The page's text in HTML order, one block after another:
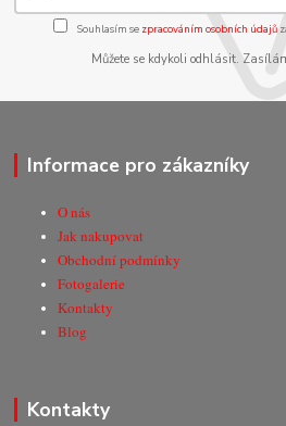
Souhlasím se zpracováním osobních údajů
Můžete se kdykoli odhlásit.
Informace pro zákazníky
O nás
Jak nakupovat
Obchodní podmínky
Fotogalerie
Kontakty
Blog
Kontakty